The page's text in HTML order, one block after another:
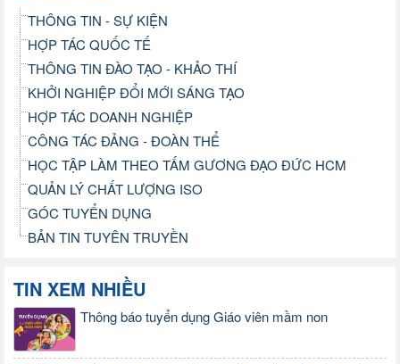
THÔNG TIN - SỰ KIỆN
HỢP TÁC QUỐC TẾ
THÔNG TIN ĐÀO TẠO - KHẢO THÍ
KHỞI NGHIỆP ĐỔI MỚI SÁNG TẠO
HỢP TÁC DOANH NGHIỆP
CÔNG TÁC ĐẢNG - ĐOÀN THỂ
HỌC TẬP LÀM THEO TẤM GƯƠNG ĐẠO ĐỨC HCM
QUẢN LÝ CHẤT LƯỢNG ISO
GÓC TUYỂN DỤNG
BẢN TIN TUYÊN TRUYỀN
TIN XEM NHIỀU
Thông báo tuyển dụng Giáo viên mầm non